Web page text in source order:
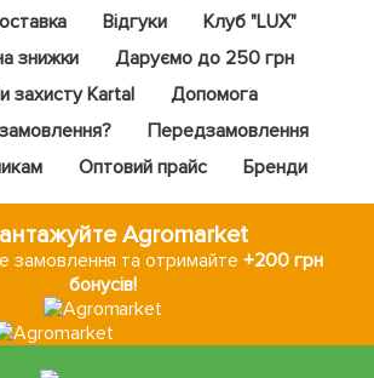
Відгуки
Клуб "LUX"
знижки
Даруємо до 250 грн
захисту Kartal
Допомога
Передзамовлення
Оптовий прайс Бренди
Agromarket
замовлення та отримайте+200 грн
бонусів!